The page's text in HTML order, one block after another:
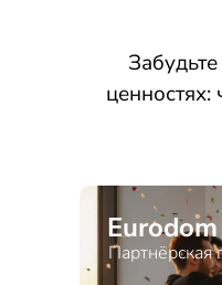
Партнёрская